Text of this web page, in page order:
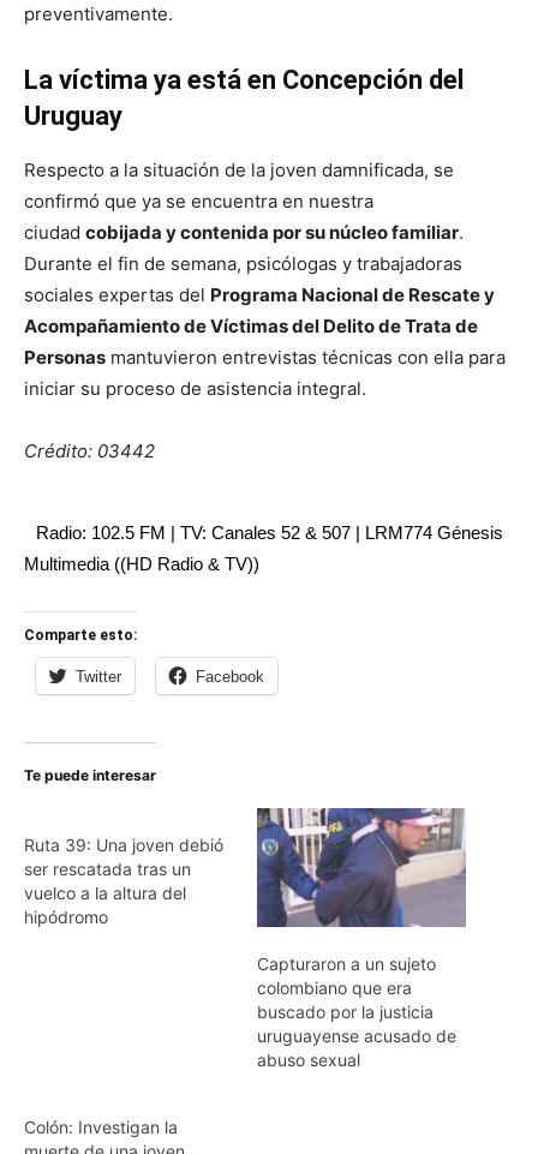
preventivamente.
La víctima ya está en Concepción del
Uruguay
Respecto a la situación de la joven damnificada, se
confirmó que ya se encuentra en nuestra
ciudad cobijada y contenida por su núcleo familiar.
Durante el fin de semana, psicólogas y trabajadoras
sociales expertas del Programa Nacional de Rescate y
Acompañamiento de Víctimas del Delito de Trata de
Personas mantuvieron entrevistas técnicas con ella para
iniciar su proceso de asistencia integral.
Crédito: 03442
Radio: 102.5 FM | TV: Canales 52 & 507 | LRM774 Génesis
Multimedia ((HD Radio & TV))
Comparte esto:
Twitter Facebook
Te puede interesar
Ruta 39: Una joven debió
ser rescatada tras un
vuelco a la altura del
hipódromo
Capturaron a un sujeto
colombiano que era
buscado por la justicia
uruguayense acusado de
abuso sexual
Colón: Investigan la